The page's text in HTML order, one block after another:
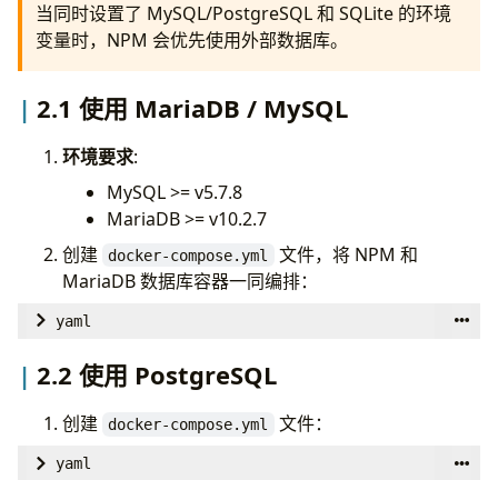
当同时设置了 MySQL/PostgreSQL 和 SQLite 的环境
变量时，NPM 会优先使用外部数据库。
2.1 使用 MariaDB / MySQL
环境要求:
MySQL >= v5.7.8
MariaDB >= v10.2.7
创建 docker-compose.yml
文件，将 NPM 和
MariaDB 数据库容器一同编排：
yaml
services
:
image:
'jc21/nginx-proxy-manager:latest'
2.2 使用 PostgreSQL
创建 docker-compose.yml 文件：
yaml